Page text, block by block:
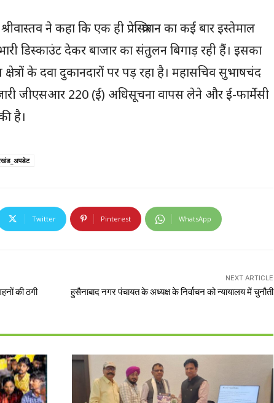
ने कहा कि एक ही प्रेस्क्रिप्शन का कई बार इस्तेमाल
डिस्काउंट देकर बाजार का संतुलन बिगाड़ रही हैं। इसका
के दवा दुकानदारों पर पड़ रहा है। महासचिव सुभाषचंद
जीएसआर 220 (ई) अधिसूचना वापस लेने और ई-फार्मेसी
है।
Twitter Pinterest WhatsApp
की ठगी
NEXT ARTICLE
हुसैनाबाद नगर पंचायत के अध्यक्ष के निर्वाचन को न्यायालय में चुनौती